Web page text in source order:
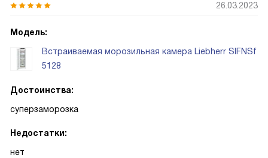
26.03.2023
Модель:
Встраиваемая морозильная камера Liebherr SIFNSf
5128
Достоинства:
суперзаморозка
Недостатки:
нет